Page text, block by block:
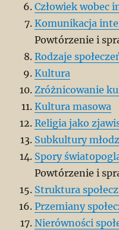
Człowiek wobec
Komunikacja
Powtórzenie i
Rodzaje
Kultura
Zróżnicowanie
Kultura masowa
Religia jako
Subkultury
Spory
Powtórzenie i
Struktura
Przemiany
Nierówności